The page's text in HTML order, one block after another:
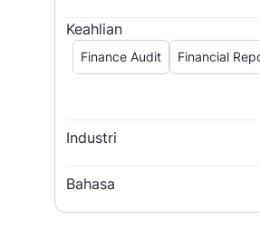
Keahlian
Finance Audit Financial
Industri
Bahasa